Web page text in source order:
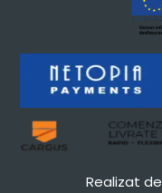
Realizat